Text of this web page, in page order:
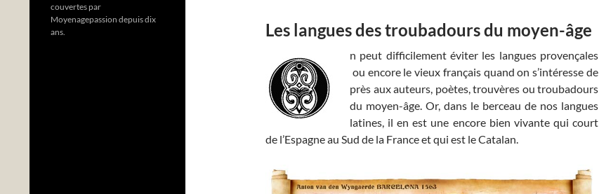
Les langues des troubadours du moyen-âge
n peut difficilement éviter les langues provençales
ou encore le vieux français quand on s’intéresse de
près aux auteurs, poètes, trouvères ou troubadours
du moyen-âge. Or, dans le berceau de nos langues
latines, il en est une encore bien vivante qui court
de l’Espagne au Sud de la France et qui est le Catalan.
couvertes par
Moyenagepassion depuis dix
ans.